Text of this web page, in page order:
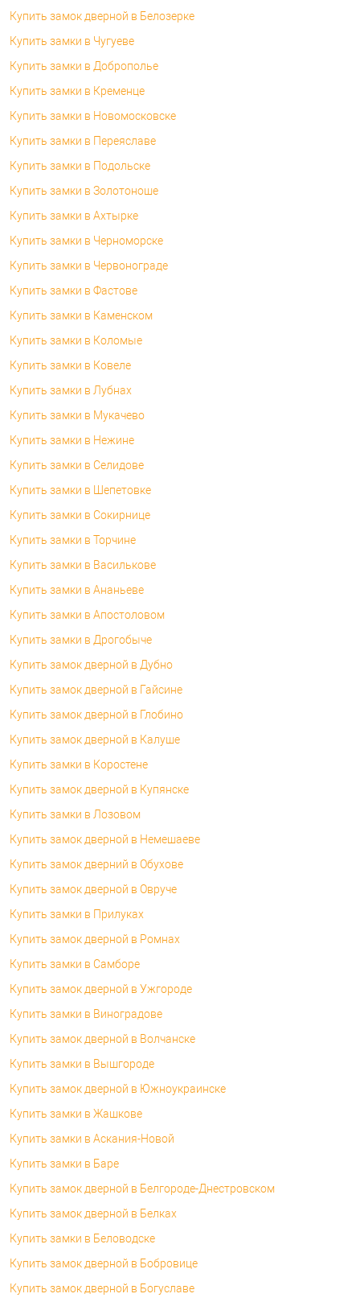
Купить замок дверной в Белозерке
Купить замки в Чугуеве
Купить замки в Доброполье
Купить замки в Кременце
Купить замки в Новомосковске
Купить замки в Переяславе
Купить замки в Подольске
Купить замки в Золотоноше
Купить замки в Ахтырке
Купить замки в Черноморске
Купить замки в Червонограде
Купить замки в Фастове
Купить замки в Каменском
Купить замки в Коломые
Купить замки в Ковеле
Купить замки в Лубнах
Купить замки в Мукачево
Купить замки в Нежине
Купить замки в Селидове
Купить замки в Шепетовке
Купить замки в Сокирнице
Купить замки в Торчине
Купить замки в Василькове
Купить замки в Ананьеве
Купить замки в Апостоловом
Купить замки в Дрогобыче
Купить замок дверной в Дубно
Купить замок дверной в Гайсине
Купить замок дверной в Глобино
Купить замок дверной в Калуше
Купить замки в Коростене
Купить замок дверной в Купянске
Купить замки в Лозовом
Купить замок дверной в Немешаеве
Купить замок дверний в Обухове
Купить замок дверной в Овруче
Купить замки в Прилуках
Купить замок дверной в Ромнах
Купить замки в Самборе
Купить замок дверной в Ужгороде
Купить замки в Виноградове
Купить замок дверной в Волчанске
Купить замки в Вышгороде
Купить замок дверной в Южноукраинске
Купить замки в Жашкове
Купить замки в Аскания-Новой
Купить замки в Баре
Купить замок дверной в Белгороде-Днестровском
Купить замок дверной в Белках
Купить замки в Беловодске
Купить замок дверной в Бобровице
Купить замок дверной в Богуславе